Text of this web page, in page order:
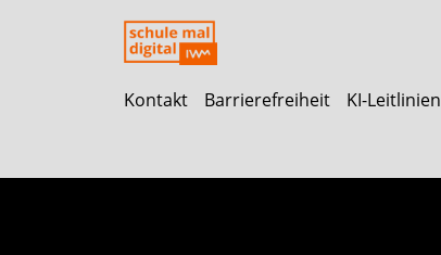
Kontakt Barrierefreiheit KI-Leitlinien